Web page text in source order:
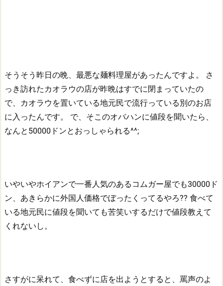
そうそう昨日の晩、最悪な麺料理屋があったんですよ。
さ
っき訪れたカオラウの店が昨晩はすでに閉まっていたの
で、カオラウを置いている地元民で流行っている別のお店
に入ったんです。
で、そこのオバハンに値段を聞いたら、
なんと50000ドンとおっしゃられる^^;
いやいやホイアンで一番人気のあるコムガー屋でも30000ド
ン、あきらかに外国人価格でぼったくってるやろ?? 食べて
いる地元民に値段を聞いても苦笑いするだけで値段教えて
くれないし。
さすがに呆れて、食べずに店を出ようとすると、罵声のよ